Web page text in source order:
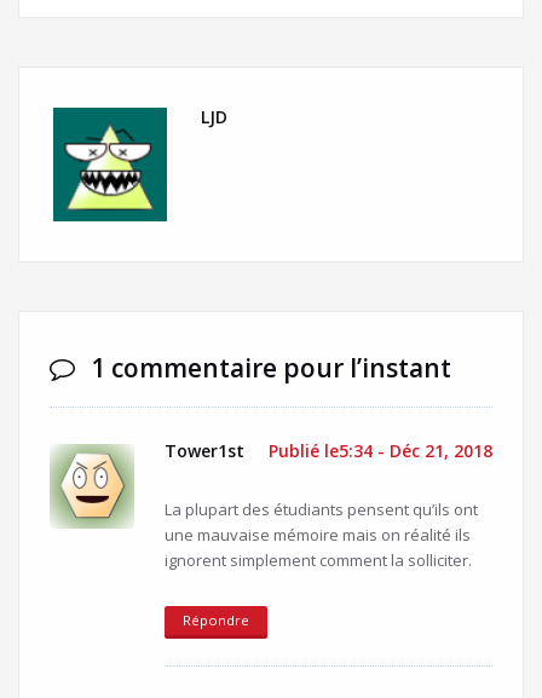
LJD
1 commentaire pour l’instant
Tower1st Publié le5:34 - Déc 21, 2018
La plupart des étudiants pensent qu’ils ont
une mauvaise mémoire mais on réalité ils
ignorent simplement comment la solliciter.
Répondre